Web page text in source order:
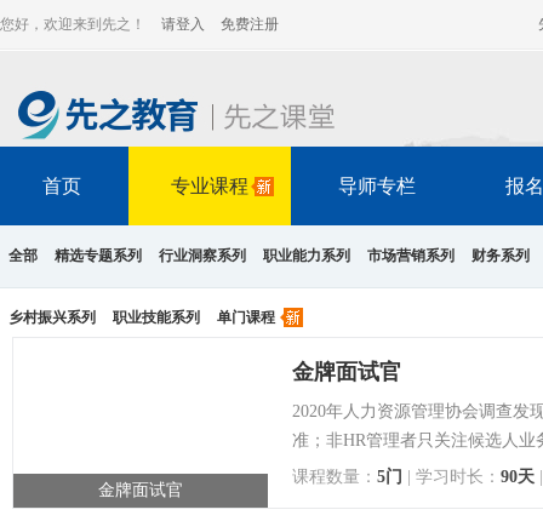
您好，欢迎来到先之！ 请登入 免费注册
首页 专业课程 导师专栏 报
全部 精选专题系列 行业洞察系列 职业能力系列 市场营销系列 财务系列
乡村振兴系列 职业技能系列 单门课程
点击查看详情
金牌面试官
金牌面试官
2020年人力资源管理协会调查发
准；非HR管理者只关注候选人
课程数量： 5门 | 学习时长： 90天